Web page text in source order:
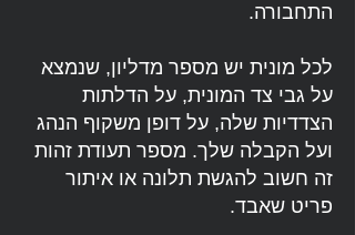
התחבורה.
לכל מונית יש מספר מדליון, שנמצא
על גבי צד המונית, על הדלתות
הצדדיות שלה, על דופן משקוף הנהג
ועל הקבלה שלך. מספר תעודת זהות
זה חשוב להגשת תלונה או איתור
פריט שאבד.